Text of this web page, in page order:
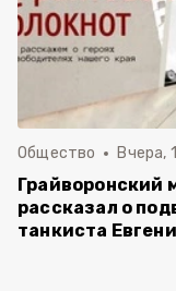
Общество Вчера,
Грайворонский
рассказал о
танкиста